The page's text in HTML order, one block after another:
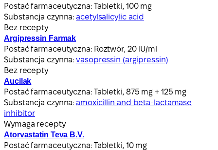
Postać farmaceutyczna: Tabletki, 100 mg
Substancja czynna:acetylsalicylic acid
Bez recepty
Argipressin Farmak
Postać farmaceutyczna: Roztwór, 20 IU/ml
Substancja czynna:vasopressin (argipressin)
Bez recepty
Aucilak
Postać farmaceutyczna: Tabletki, 875 mg + 125 mg
Substancja czynna:amoxicillin and beta-lactamase
inhibitor
Wymaga recepty
Atorvastatin Teva B.V.
Postać farmaceutyczna: Tabletki, 10 mg